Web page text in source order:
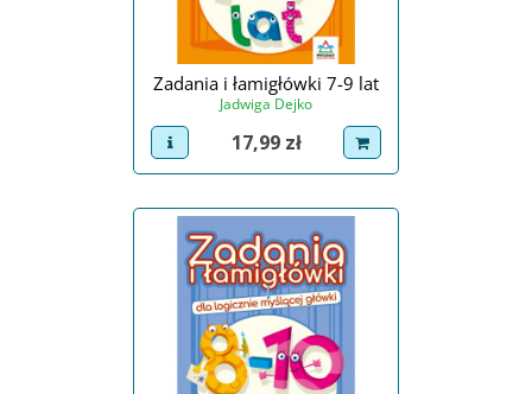
Zadania i łamigłówki 7-9 lat
Jadwiga Dejko
view product
Cena
17,99 zł dodaj do koszyka